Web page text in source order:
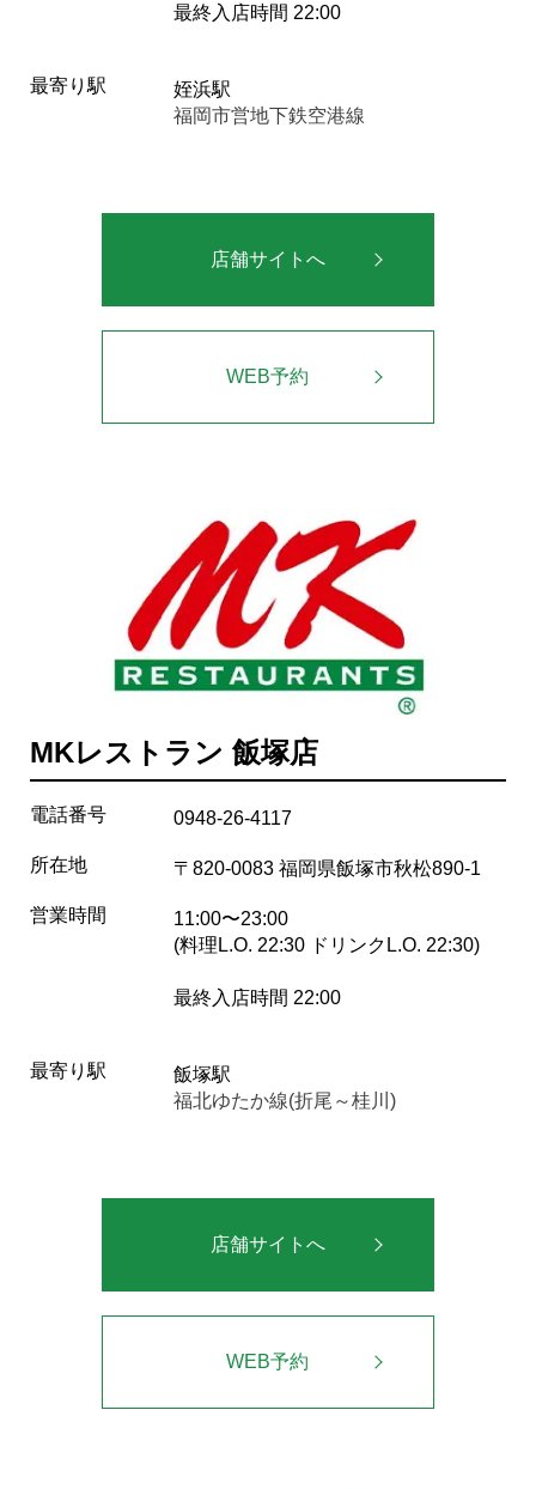
最終入店時間 22:00
最寄り駅
姪浜駅
福岡市営地下鉄空港線
店舗サイトへ
WEB予約
MKレストラン 飯塚店
電話番号 0948-26-4117
所在地 〒820-0083 福岡県飯塚市秋松890-1
営業時間
11:00〜23:00
(料理L.O. 22:30 ドリンクL.O. 22:30)
最終入店時間 22:00
最寄り駅
飯塚駅
福北ゆたか線(折尾～桂川)
店舗サイトへ
WEB予約